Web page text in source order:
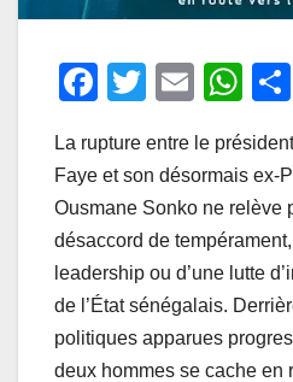
F
c
e
b
o
o
k
T
tt
er
E
ail
W
at
s
A
p
p
La rupture entre le
Faye et son désormais ex-
Ousmane Sonko ne relève
désaccord de
leadership ou d’une lutte
de l’État sénégalais.
politiques apparues
deux hommes se cache en